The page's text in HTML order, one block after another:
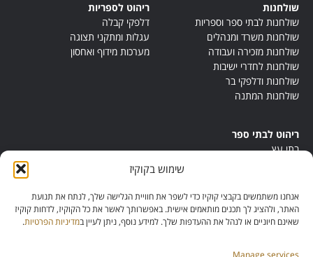
שימוש בקוקיז
אנחנו משתמשים בקבצי קוקיז כדי לשפר את חוויית הגלישה שלך, לנתח את תנועת
האתר, ולהציג לך תכנים מותאמים אישית. באפשרותך לאשר את כל הקוקיז, לדחות קוקיז
שאינם חיוניים או לנהל את ההעדפות שלך. למידע נוסף, ניתן לעיין במדיניות הפרטיות.
Manage services
שולחנות
שולחנות לבתי ספר וספריות
שולחנות משרד ומנהלים
שולחנות מזכירה ועבודה
שולחנות לחדרי ישיבות
שולחנות ודלפקי בר
שולחנות המתנה
ריהוט לספריות
דלפקי קבלה
עגלות ומתקני תצוגה
מערכות מידוף ואחסון
ריהוט לבתי ספר
בתי עץ
ריהוט מונטסורי
ריהוט אנתרופוסופי